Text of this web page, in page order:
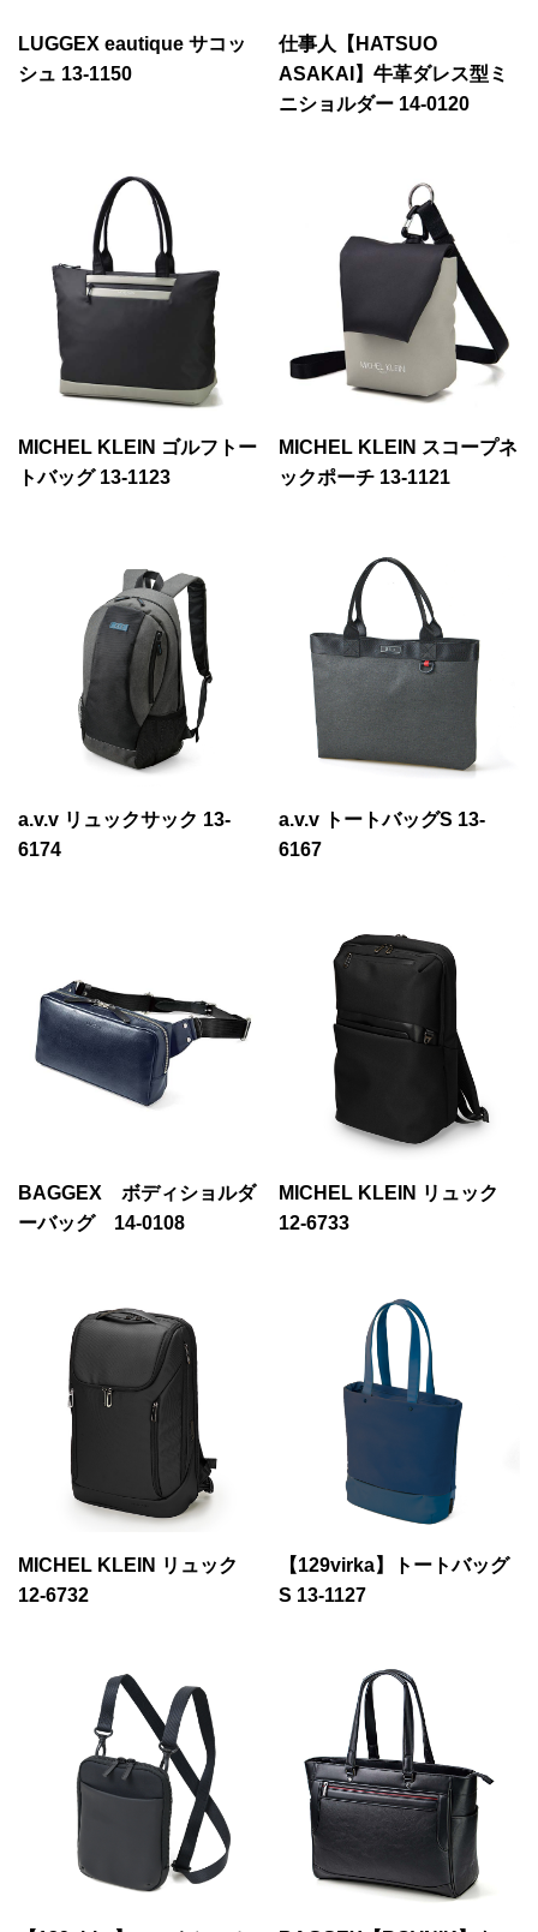
LUGGEX eautique サコッ
シュ 13-1150
仕事人【HATSUO
ASAKAI】牛革ダレス型ミ
ニショルダー 14-0120
MICHEL KLEIN ゴルフトー
トバッグ 13-1123
MICHEL KLEIN スコープネ
ックポーチ 13-1121
a.v.v リュックサック 13-
6174
a.v.v トートバッグS 13-
6167
BAGGEX ボディショルダ
ーバッグ 14-0108
MICHEL KLEIN リュック
12-6733
MICHEL KLEIN リュック
12-6732
【129virka】トートバッグ
S 13-1127